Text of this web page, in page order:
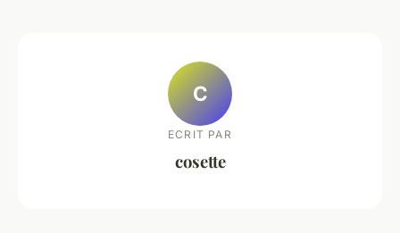
C
ECRIT PAR
cosette